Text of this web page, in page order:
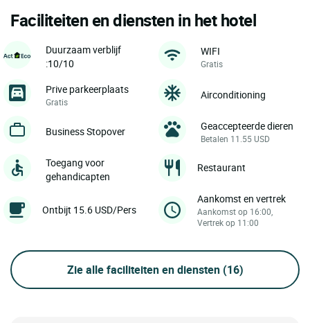
Faciliteiten en diensten in het hotel
Duurzaam verblijf
:10/10
WIFI
Gratis
Prive parkeerplaats
Gratis
Airconditioning
Business Stopover Geaccepteerde dieren
Betalen 11.55 USD
Toegang voor
gehandicapten
Restaurant
Ontbijt 15.6 USD/Pers
Aankomst en vertrek
Aankomst op 16:00,
Vertrek op 11:00
Zie alle faciliteiten en diensten (16)